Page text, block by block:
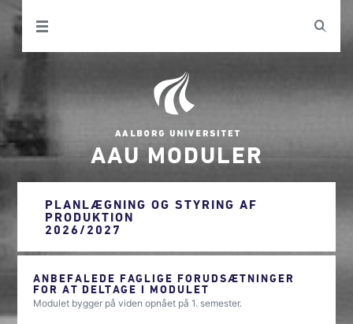
AAU MODULER
PLANLÆGNING OG STYRING AF
PRODUKTION
2026/2027
ANBEFALEDE FAGLIGE FORUDSÆTNINGER
FOR AT DELTAGE I MODULET
Modulet bygger på viden opnået på 1. semester.